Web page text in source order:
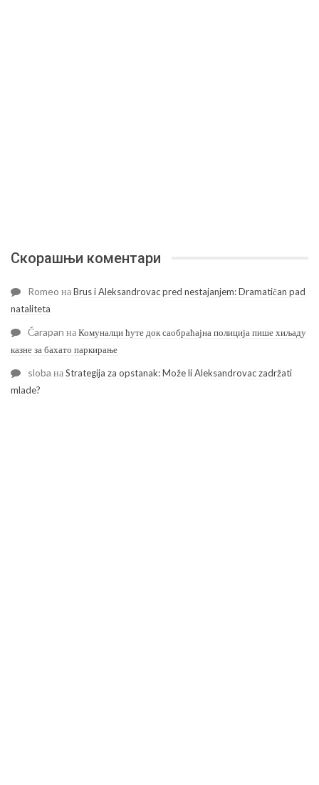
Скорашњи коментари
Romeo наBrus i Aleksandrovac pred nestajanjem: Dramatičan pad
nataliteta
Čarapan наКомуналци ћуте док саобраћајна полиција пише хиљаду
казне за бахато паркирање
sloba наStrategija za opstanak: Može li Aleksandrovac zadržati
mlade?